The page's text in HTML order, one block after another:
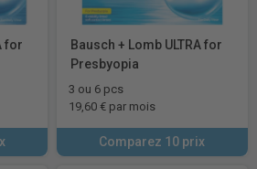
for
Bausch + Lomb ULTRA for
Presbyopia
3 ou 6 pcs
19,60 € par mois
Comparez 10 prix